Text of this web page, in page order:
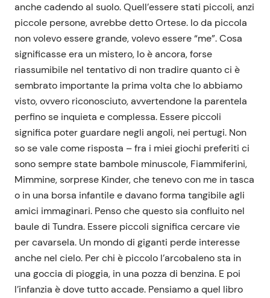
anche cadendo al suolo. Quell’essere stati piccoli, anzi
piccole persone, avrebbe detto Ortese. Io da piccola
non volevo essere grande, volevo essere “me”. Cosa
significasse era un mistero, lo è ancora, forse
riassumibile nel tentativo di non tradire quanto ci è
sembrato importante la prima volta che lo abbiamo
visto, ovvero riconosciuto, avvertendone la parentela
perfino se inquieta e complessa. Essere piccoli
significa poter guardare negli angoli, nei pertugi. Non
so se vale come risposta – fra i miei giochi preferiti ci
sono sempre state bambole minuscole, Fiammiferini,
Mimmine, sorprese Kinder, che tenevo con me in tasca
o in una borsa infantile e davano forma tangibile agli
amici immaginari. Penso che questo sia confluito nel
baule di Tundra. Essere piccoli significa cercare vie
per cavarsela. Un mondo di giganti perde interesse
anche nel cielo. Per chi è piccolo l’arcobaleno sta in
una goccia di pioggia, in una pozza di benzina. E poi
l’infanzia è dove tutto accade. Pensiamo a quel libro